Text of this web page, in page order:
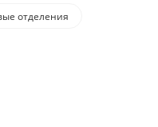
отделения